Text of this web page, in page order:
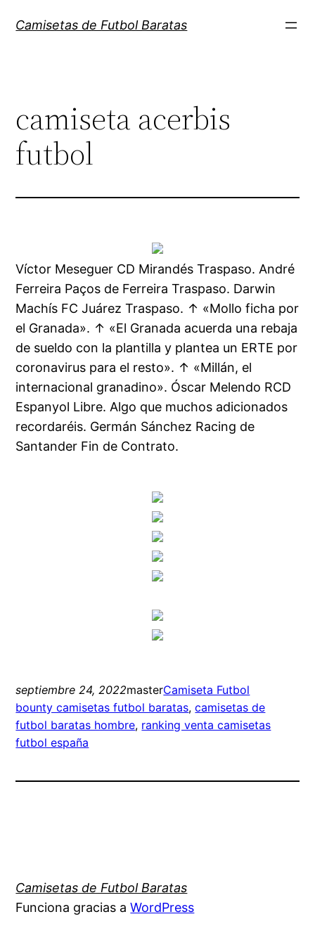
Camisetas de Futbol Baratas
camiseta acerbis
futbol
Víctor Meseguer CD Mirandés Traspaso. André
Ferreira Paços de Ferreira Traspaso. Darwin
Machís FC Juárez Traspaso. ↑ «Mollo ficha por
el Granada». ↑ «El Granada acuerda una rebaja
de sueldo con la plantilla y plantea un ERTE por
coronavirus para el resto». ↑ «Millán, el
internacional granadino». Óscar Melendo RCD
Espanyol Libre. Algo que muchos adicionados
recordaréis. Germán Sánchez Racing de
Santander Fin de Contrato.
septiembre 24, 2022masterCamiseta Futbol
bounty camisetas futbol baratas, camisetas de
futbol baratas hombre, ranking venta camisetas
futbol españa
Camisetas de Futbol Baratas
Funciona gracias aWordPress